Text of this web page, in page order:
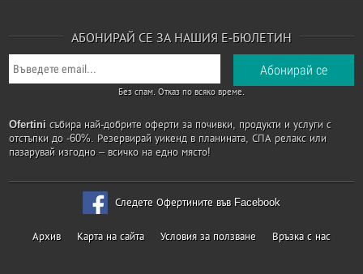
АБОНИРАЙ СЕ ЗА НАШИЯ Е-БЮЛЕТИН
Без спам. Отказ по всяко време.
Ofertini събира най-добрите оферти за почивки, продукти и услуги с
отстъпки до -60%. Резервирай уикенд в планината, СПА релакс или
пазарувай изгодно – всичко на едно място!
Следете Офертините във Facebook
Архив Карта на сайта Условия за ползване Връзка с нас